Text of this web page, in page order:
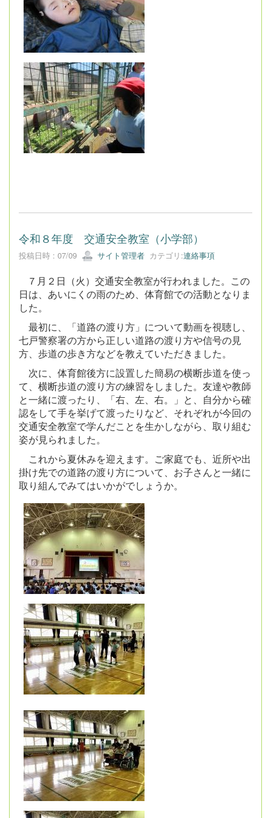
令和８年度 交通安全教室（小学部）
投稿日時 : 07/09 サイト管理者 カテゴリ:連絡事項
７月２日（火）交通安全教室が行われました。この
日は、あいにくの雨のため、体育館での活動となりま
した。
最初に、「道路の渡り方」について動画を視聴し、
七戸警察署の方から正しい道路の渡り方や信号の見
方、歩道の歩き方などを教えていただきました。
次に、体育館後方に設置した簡易の横断歩道を使っ
て、横断歩道の渡り方の練習をしました。友達や教師
と一緒に渡ったり、「右、左、右。」と、自分から確
認をして手を挙げて渡ったりなど、それぞれが今回の
交通安全教室で学んだことを生かしながら、取り組む
姿が見られました。
これから夏休みを迎えます。ご家庭でも、近所や出
掛け先での道路の渡り方について、お子さんと一緒に
取り組んでみてはいかがでしょうか。